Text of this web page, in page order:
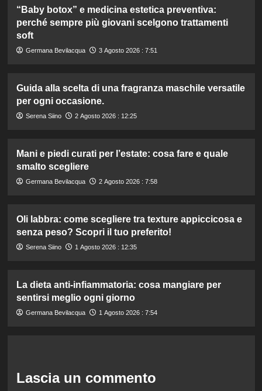
“Baby botox” e medicina estetica preventiva:
perché sempre più giovani scelgono trattamenti
soft
Germana Bevilacqua 3 Agosto 2026 : 7:51
Guida alla scelta di una fragranza maschile versatile
per ogni occasione.
Serena Siino 2 Agosto 2026 : 12:25
Mani e piedi curati per l’estate: cosa fare e quale
smalto scegliere
Germana Bevilacqua 2 Agosto 2026 : 7:58
Oli labbra: come scegliere tra texture appiccicosa e
senza peso? Scopri il tuo preferito!
Serena Siino 1 Agosto 2026 : 12:35
La dieta anti-infiammatoria: cosa mangiare per
sentirsi meglio ogni giorno
Germana Bevilacqua 1 Agosto 2026 : 7:54
Lascia un commento